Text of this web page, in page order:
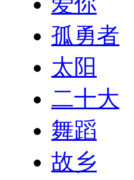
孤勇者
太阳
二十大
舞蹈
故乡